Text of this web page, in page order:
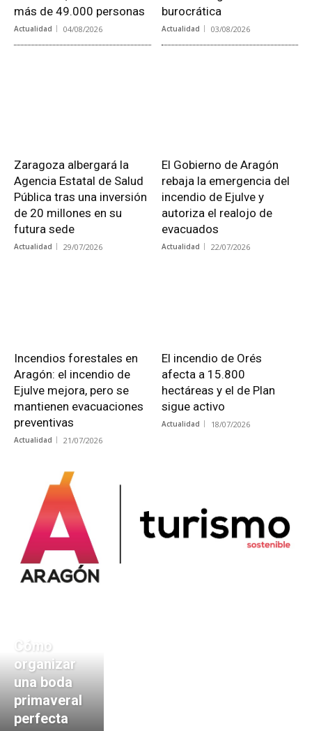
más de 49.000 personas
Actualidad 04/08/2026
burocrática
Actualidad 03/08/2026
Zaragoza albergará la
Agencia Estatal de Salud
Pública tras una inversión
de 20 millones en su
futura sede
Actualidad 29/07/2026
El Gobierno de Aragón
rebaja la emergencia del
incendio de Ejulve y
autoriza el realojo de
evacuados
Actualidad 22/07/2026
Incendios forestales en
Aragón: el incendio de
Ejulve mejora, pero se
mantienen evacuaciones
preventivas
Actualidad 21/07/2026
El incendio de Orés
afecta a 15.800
hectáreas y el de Plan
sigue activo
Actualidad 18/07/2026
Cómo
organizar
una boda
primaveral
perfecta